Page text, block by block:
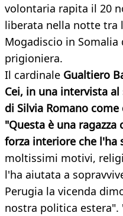
volontaria rapita il 20
liberata nella notte tra
Mogadiscio in Somalia
prigioniera.
Il cardinale Gualtiero
Cei, in una intervista
di Silvia Romano
"Questa è una
forza interiore che l'ha
moltissimi motivi,
l'ha aiutata a
Perugia la vicenda
nostra politica